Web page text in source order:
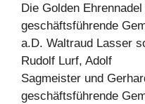
Die Golden
geschäftsführende
a.D. Waltraud Lasser
Rudolf Lurf, Adolf
Sagmeister und
geschäftsführende